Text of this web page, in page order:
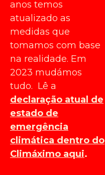
anos temos
atualizado as
medidas que
tomamos com base
na realidade. Em
2023 mudámos
tudo. Lê a
declaração atual de
estado de
emergência
climática dentro do
Climáximo aqui.